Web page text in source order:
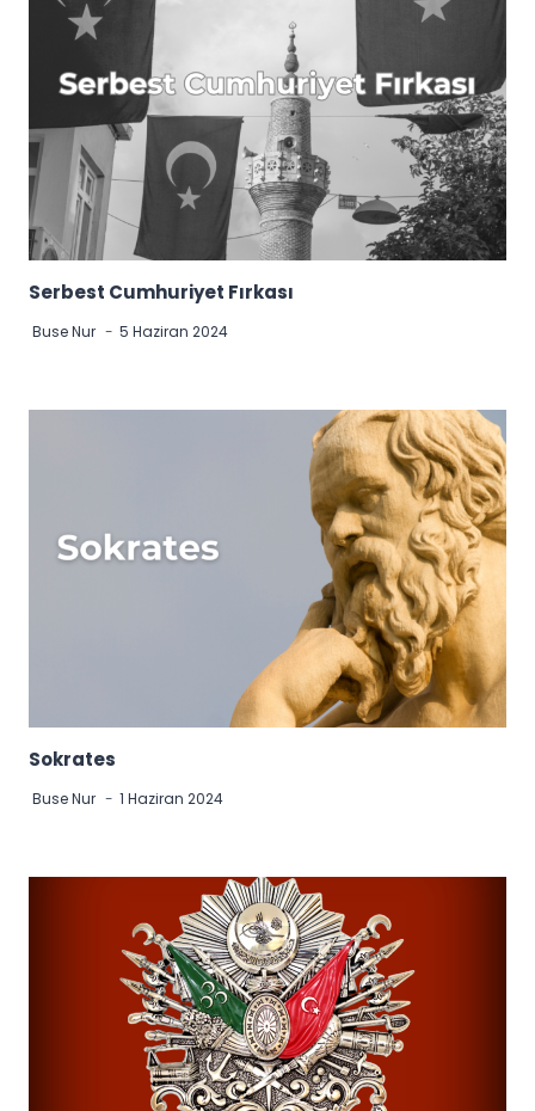
Serbest Cumhuriyet Fırkası
Buse Nur 5 Haziran 2024
Sokrates
Buse Nur 1 Haziran 2024